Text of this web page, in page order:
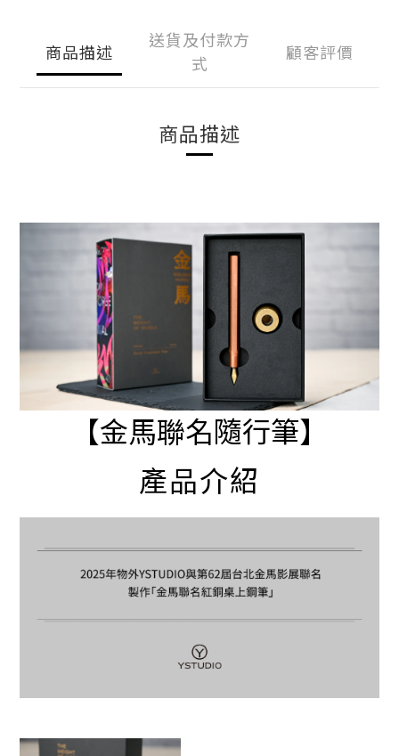
商品描述
送貨及付款方
式
顧客評價
商品描述
【金馬聯名隨行筆】
產品介紹